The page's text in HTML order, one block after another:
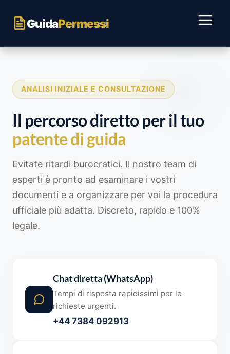
contenuti
GuidaPermessi
ANALISI INIZIALE E CONSULTAZIONE
Il percorso diretto per il tuo
patente di guida
Evitate ritardi burocratici. Il nostro team di
esperti è pronto ad esaminare i vostri
documenti e a organizzare per voi la procedura
ufficiale più adatta. Discreto, rapido e 100%
legale.
Chat diretta (WhatsApp)
Tempi di risposta rapidissimi per le
richieste urgenti.
+44 7384 092913